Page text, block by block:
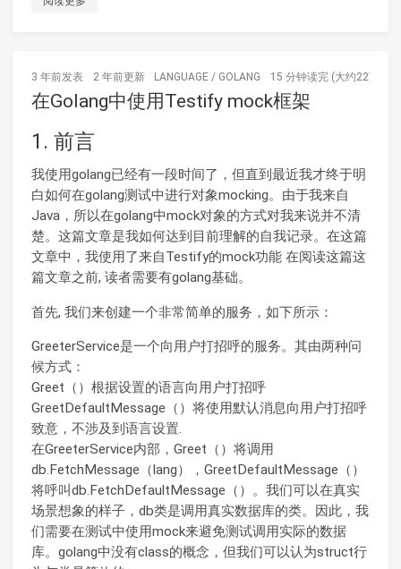
3 年前发表 2 年前更新 LANGUAGE / GOLANG 15 分钟读完 (大约2277个
在Golang中使用Testify mock框架
1. 前言
我使用golang已经有一段时间了，但直到最近我才终于明
白如何在golang测试中进行对象mocking。由于我来自
Java，所以在golang中mock对象的方式对我来说并不清
楚。这篇文章是我如何达到目前理解的自我记录。在这篇
文章中，我使用了来自Testify的mock功能 在阅读这篇这
篇文章之前, 读者需要有golang基础。
首先, 我们来创建一个非常简单的服务，如下所示：
GreeterService是一个向用户打招呼的服务。其由两种问
候方式：
Greet（）根据设置的语言向用户打招呼
GreetDefaultMessage（）将使用默认消息向用户打招呼
致意，不涉及到语言设置.
在GreeterService内部，Greet（）将调用
db.FetchMessage（lang），GreetDefaultMessage（）
将呼叫db.FetchDefaultMessage（）。我们可以在真实
场景想象的样子，db类是调用真实数据库的类。因此，我
们需要在测试中使用mock来避免测试调用实际的数据
库。golang中没有class的概念，但我们可以认为struct行